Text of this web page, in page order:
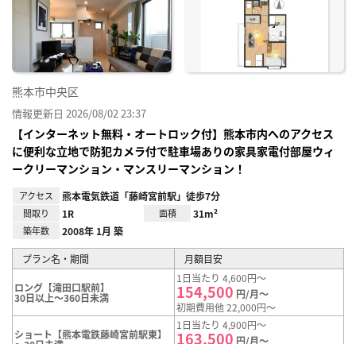
熊本市中央区
情報更新日 2026/08/02 23:37
【インターネット無料・オートロック付】熊本市内へのアクセス
に便利な立地で防犯カメラ付で駐車場ありの家具家電付部屋ウィ
ークリーマンション・マンスリーマンション！
アクセス 熊本電気鉄道「藤崎宮前駅」徒歩7分
間取り 1R 面積 31m²
築年数 2008年 1月 築
プラン名・期間 月額目安
ロング【滝田口駅前】
30日以上～360日未満
1日当たり 4,600円～
154,500 円/月～
初期費用他 22,000円～
ショート【熊本電鉄藤崎宮前駅東】
1日当たり 4,900円～
163,500 円/月～